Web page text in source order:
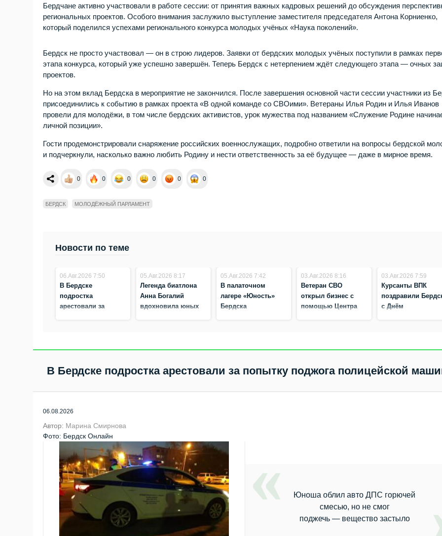
Бердчане активно участвовали в работе сессии: от принятия важных кадровых решений до обсуждения
региональных проектов. Особого внимания заслужило выступление заместителя председателя Антона Корниенко,
который поделился успехами регионального конкурса молодых учёных «Наука поколений».
Бердск не просто участвовал — он в строю лидеров. Заявки от бердских молодых учёных поступили в рамках
этапа конкурса, который уже успешно завершён. Теперь Бердск с нетерпением ждёт следующего этапа — очных
проектов.
Но на этом вклад Бердска в мероприятие не закончился. После завершения основной части сессии участники из
присоединились к событию в рамках проекта «В одной команде со СВОими». Ветераны Илья Родин и Илья Иванов
провели для молодёжи, в том числе бердских активистов, урок мужества под названием «Служение Родине
личной позиции».
Гости продемонстрировали снаряжение российских военнослужащих, подробно ответили на вопросы бердской
и подчеркнули, насколько важно любить Родину и нести ответственность за её будущее — даже в мирное время.
0 0 0 0 0 0
БЕРДСК МОЛОДЁЖНЫЙ ПАРЛАМЕНТ
Новости по теме
06.Авг.2026 7:50
В Бердске
подростка
арестовали за
05.Авг.2026 8:17
Легенда биатлона
Анна Богалий
вдохновила юных
05.Авг.2026 7:42
В палаточном
лагере «Юность»
Бердска
03.Авг.2026 8:16
Ветеран СВО
открыл бизнес с
помощью Центра
03.Авг.2026 7:59
Курсанты ВПК
поздравили
с Днём
В Бердске подростка арестовали за попытку поджога полицейской
06.08.2026
Автор: Марина Смирнова
Фото: Бердск Онлайн
Юноша облил авто ДПС горючей
смесью, но не смог
поджечь — вещество застыло